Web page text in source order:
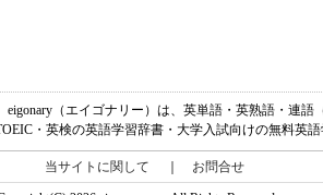
eigonary（エイゴナリー）は、英単語・英熟語・連
・英検の英語学習辞書・大学入試向けの無料英語
当サイトに関して お問合せ